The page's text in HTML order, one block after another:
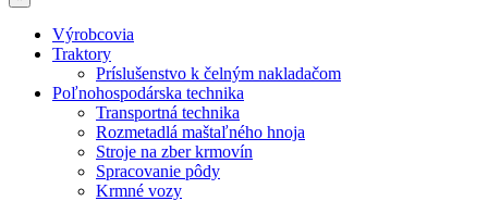
Výrobcovia
Traktory
Príslušenstvo k čelným nakladačom
Poľnohospodárska technika
Transportná technika
Rozmetadlá maštaľného hnoja
Stroje na zber krmovín
Spracovanie pôdy
Krmné vozy